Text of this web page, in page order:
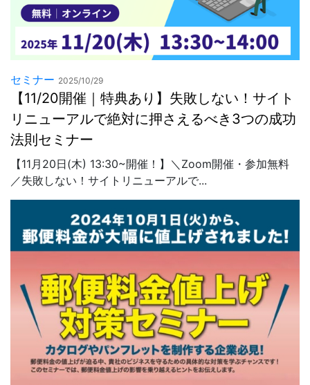
セミナー 2025/10/29
【11/20開催｜特典あり】失敗しない！サイト
リニューアルで絶対に押さえるべき3つの成功
法則セミナー
【11月20日(木) 13:30~開催！】＼Zoom開催・参加無料
／失敗しない！サイトリニューアルで...